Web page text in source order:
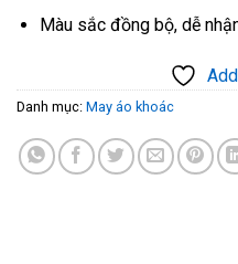
Màu sắc đồng bộ, dễ
Danh mục: May áo khoác